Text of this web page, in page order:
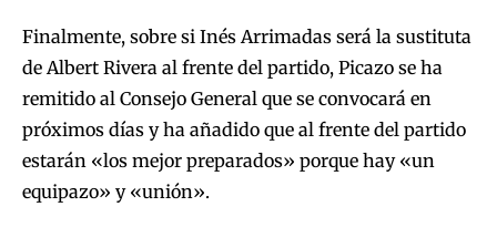
Finalmente, sobre si Inés Arrimadas será la sustituta
de Albert Rivera al frente del partido, Picazo se ha
remitido al Consejo General que se convocará en
próximos días y ha añadido que al frente del partido
estarán «los mejor preparados» porque hay «un
equipazo» y «unión».